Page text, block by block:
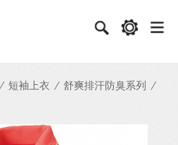
短袖上衣
舒爽排汗防臭系列